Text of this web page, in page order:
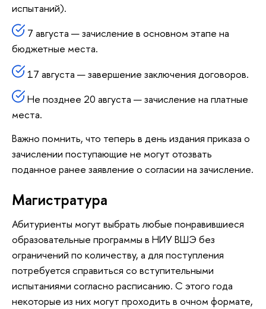
испытаний).
7 августа — зачисление в основном этапе на
бюджетные места.
17 августа — завершение заключения договоров.
Не позднее 20 августа — зачисление на платные
места.
Важно помнить, что теперь в день издания приказа о
зачислении поступающие не могут отозвать
поданное ранее заявление о согласии на зачисление.
Магистратура
Абитуриенты могут выбрать любые понравившиеся
образовательные программы в НИУ ВШЭ без
ограничений по количеству, а для поступления
потребуется справиться со вступительными
испытаниями согласно расписанию. С этого года
некоторые из них могут проходить в очном формате,